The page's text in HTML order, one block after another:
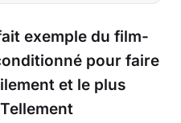
exemple du film-
pour faire
et le plus